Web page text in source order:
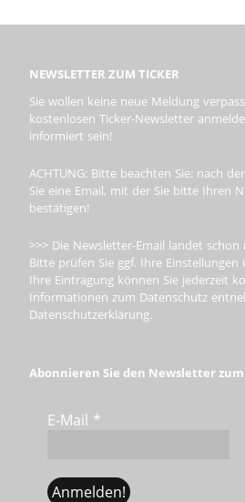
NEWSLETTER ZUM TICKER
Sie wollen keine neue Meldung
kostenlosen Ticker-Newsletter
informiert sein!
ACHTUNG: Bitte beachten Sie: nach
Sie eine Email, mit der Sie bitte Ihren
bestätigen!
>>> Die Newsletter-Email landet
Bitte prüfen Sie ggf. Ihre
Ihre Eintragung können Sie jederzeit
Informationen zum Datenschutz
Datenschutzerklärung.
Abonnieren Sie den Newsletter
E-Mail *